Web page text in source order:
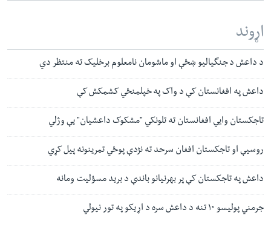
اړوند
د داعش د جنگیالیو ښځې او ماشومان نامعلوم برخلیک ته منتظر دي
داعش په افغانستان کې د واک په خپلمنځي کشمکش کې
تاجکستان وايي افغانستان ته تلونکي "مشکوک داعشیان" یې وژلي
روسیې او تاجکستان افغان سرحد ته نژدې پوځي تمرینونه پیل کړي
داعش په تاجکستان کې پر بهرنیانو باندې د برید مسؤلیت ومانه
جرمني پولیسو ١٠ تنه د داعش سره د اړیکو په تور نیولي